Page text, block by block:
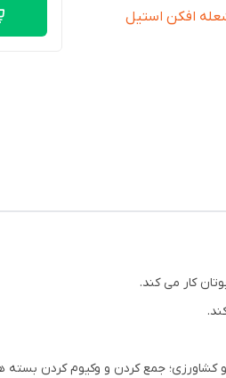
افکن استیل
کار می کند.
کشاورزی؛ جمع کردن و وکیوم کردن بسته